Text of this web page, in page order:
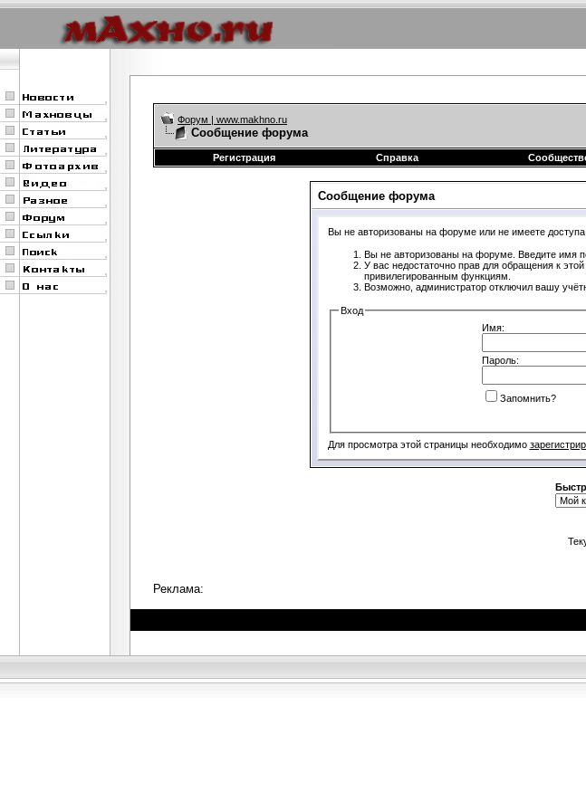
Форум | www.makhno.ru
Сообщение форума
Регистрация
Справка
Сообщение форума
Вы не авторизованы на форуме или не имеете доступа
Вы не авторизованы на форуме. Введите имя
У вас недостаточно прав для обращения к
привилегированным функциям.
Возможно, администратор отключил вашу
Вход
Имя:
Пароль:
Запомнить?
Для просмотра этой страницы необходимо
Реклама: